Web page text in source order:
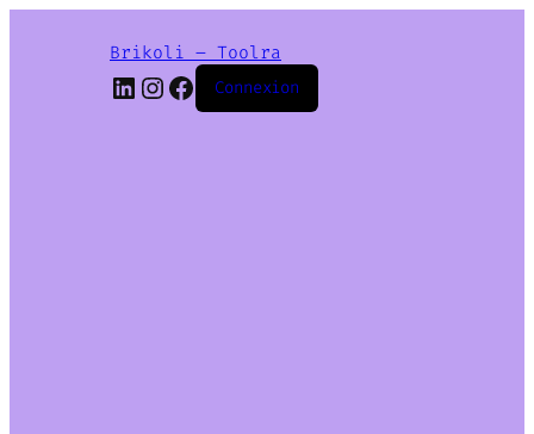
Brikoli – Toolra
LinkedIn
Instagram
Facebook
Connexion